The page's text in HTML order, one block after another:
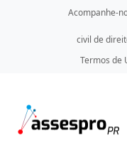
Acompanhe-
civil de
Termos de